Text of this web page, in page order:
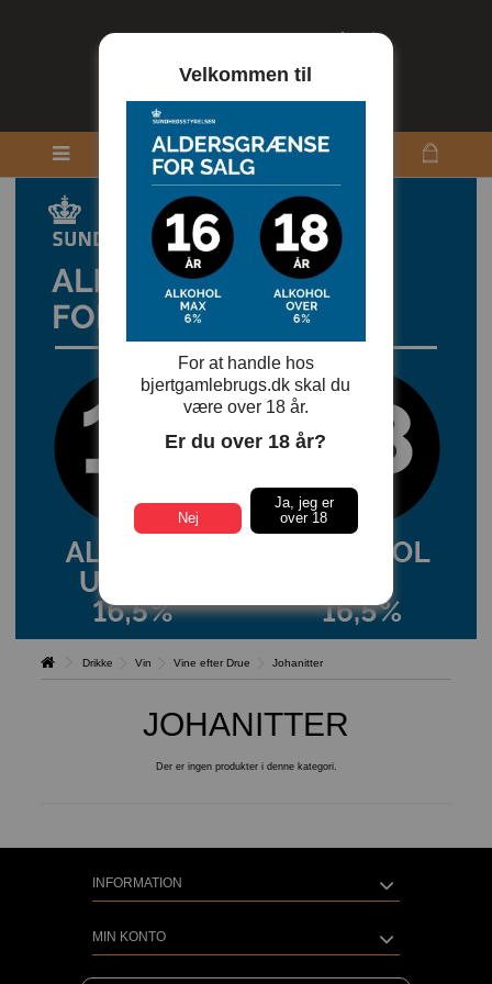
Drikke Vin Vine efter Drue Johanitter
JOHANITTER
Der er ingen produkter i denne kategori.
INFORMATION
MIN KONTO
Velkommen til
For at handle hos
bjertgamlebrugs.dk skal du
være over 18 år.
Er du over 18 år?
Nej
Ja, jeg er
over 18